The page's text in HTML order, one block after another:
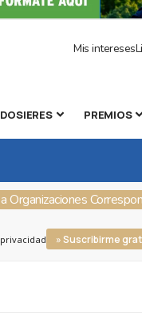
Mis intereses
DOSIERES PREMIOS
Organizaciones
» Suscribirme